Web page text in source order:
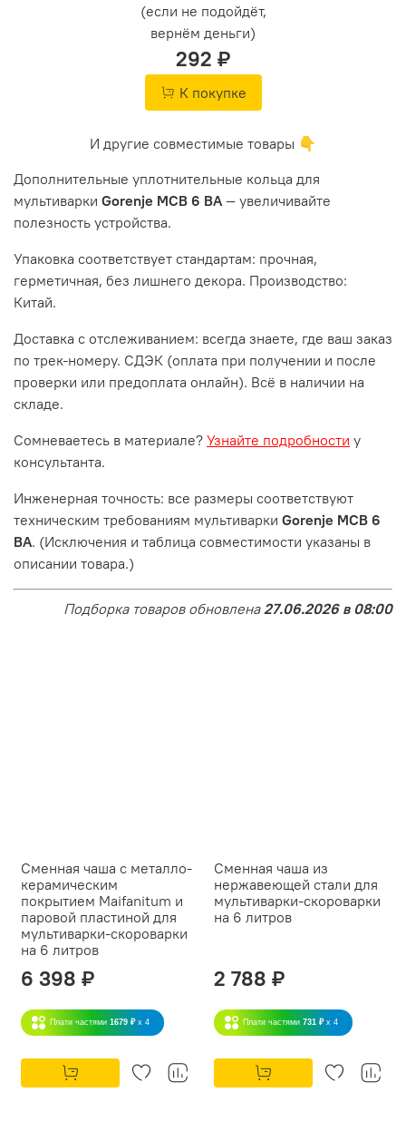
(если не подойдёт,
вернём деньги)
292 ₽
К покупке
И другие совместимые товары 👇
Дополнительные уплотнительные кольца для
мультиварки Gorenje MCB 6 BA — увеличивайте
полезность устройства.
Упаковка соответствует стандартам: прочная,
герметичная, без лишнего декора. Производство:
Китай.
Доставка с отслеживанием: всегда знаете, где ваш заказ
по трек-номеру. СДЭК (оплата при получении и после
проверки или предоплата онлайн). Всё в наличии на
складе.
Сомневаетесь в материале? Узнайте подробности у
консультанта.
Инженерная точность: все размеры соответствуют
техническим требованиям мультиварки Gorenje MCB 6
BA. (Исключения и таблица совместимости указаны в
описании товара.)
Подборка товаров обновлена 27.06.2026 в 08:00
Сменная чаша с металло-
керамическим
покрытием Maifanitum и
паровой пластиной для
мультиварки-скороварки
на 6 литров
6 398 ₽
Плати частями 1679 ₽ x 4
Сменная чаша из
нержавеющей стали для
мультиварки-скороварки
на 6 литров
2 788 ₽
Плати частями 731 ₽ x 4